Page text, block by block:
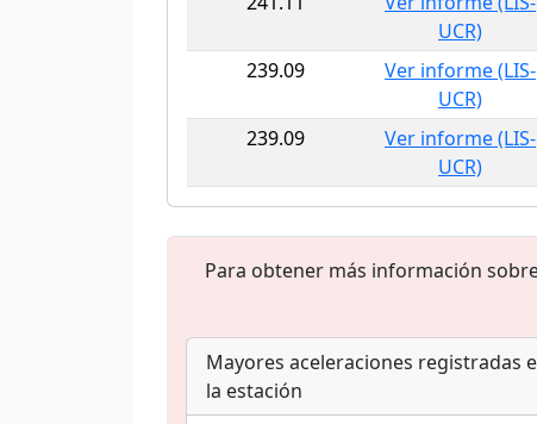
UCR)
239.09
Ver informe (LIS-
UCR)
239.09
Ver informe (LIS-
UCR)
Para obtener más información
Mayores aceleraciones registradas
la estación